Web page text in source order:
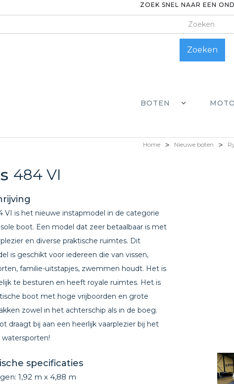
ZOEK SNEL NAAR EEN
BOTEN
Home > Nieuwe boten >
484 VI
VI is het nieuwe instapmodel in de categorie
boot. Een model dat zeer betaalbaar is met
en diverse praktische ruimtes. Dit
is geschikt voor iedereen die van vissen,
familie-uitstapjes, zwemmen houdt. Het is
te besturen en heeft royale ruimtes. Het is
boot met hoge vrijboorden en grote
zowel in het achterschip als in de boeg.
draagt ​​bij aan een heerlijk vaarplezier bij het
watersporten!
specificaties
1,92 m x 4,88 m